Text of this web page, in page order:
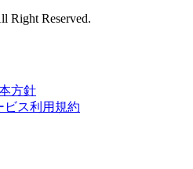
Right Reserved.
方針
ビス利用規約